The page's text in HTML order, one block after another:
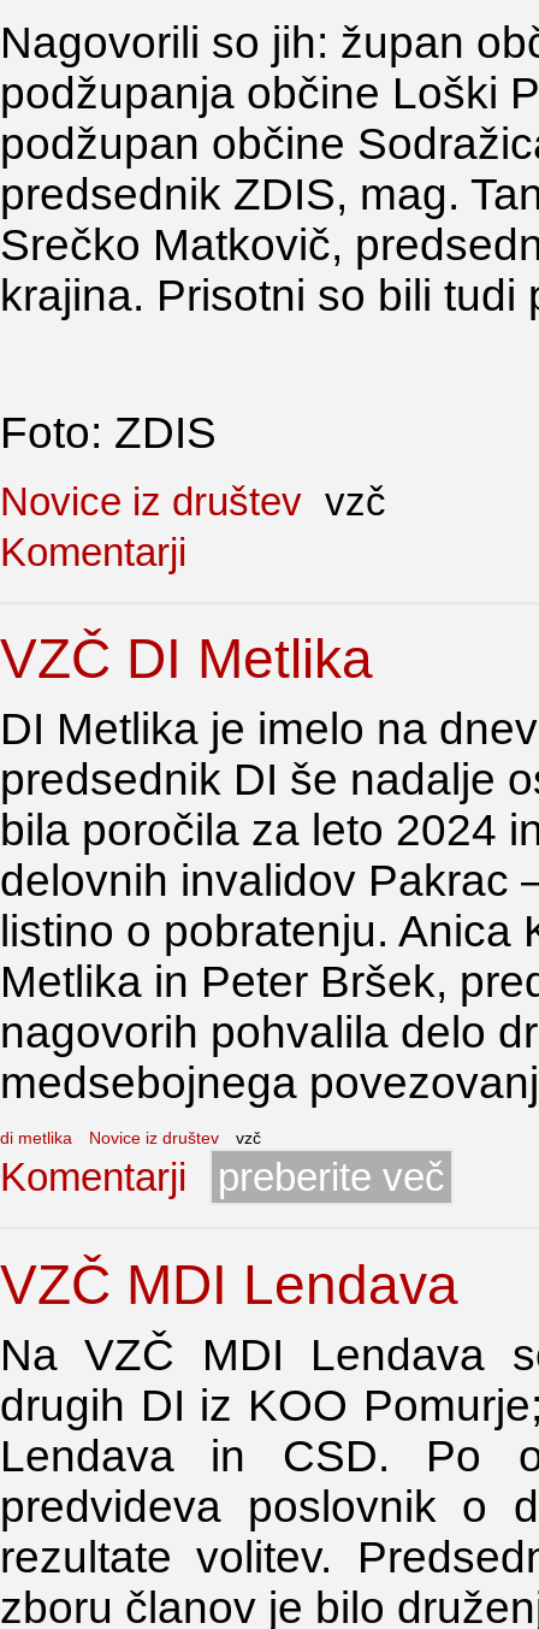
Nagovorili so jih: župan
podžupanja občine Loški
podžupan občine
predsednik ZDIS, mag.
Srečko Matkovič,
krajina. Prisotni so bili tudi
Foto: ZDIS
Novice iz društev vzč
Komentarji
VZČ DI Metlika
DI Metlika je imelo na
predsednik DI še nadalje
bila poročila za leto 2024
delovnih invalidov Pakrac
listino o pobratenju.
Metlika in Peter Bršek,
nagovorih pohvalila delo
medsebojnega
di metlika Novice iz društev vzč
Komentarji preberite več
VZČ MDI Lendava
Na VZČ MDI Lendava
drugih DI iz KOO
Lendava in CSD. Po
predvideva poslovnik o
rezultate volitev.
zboru članov je bilo